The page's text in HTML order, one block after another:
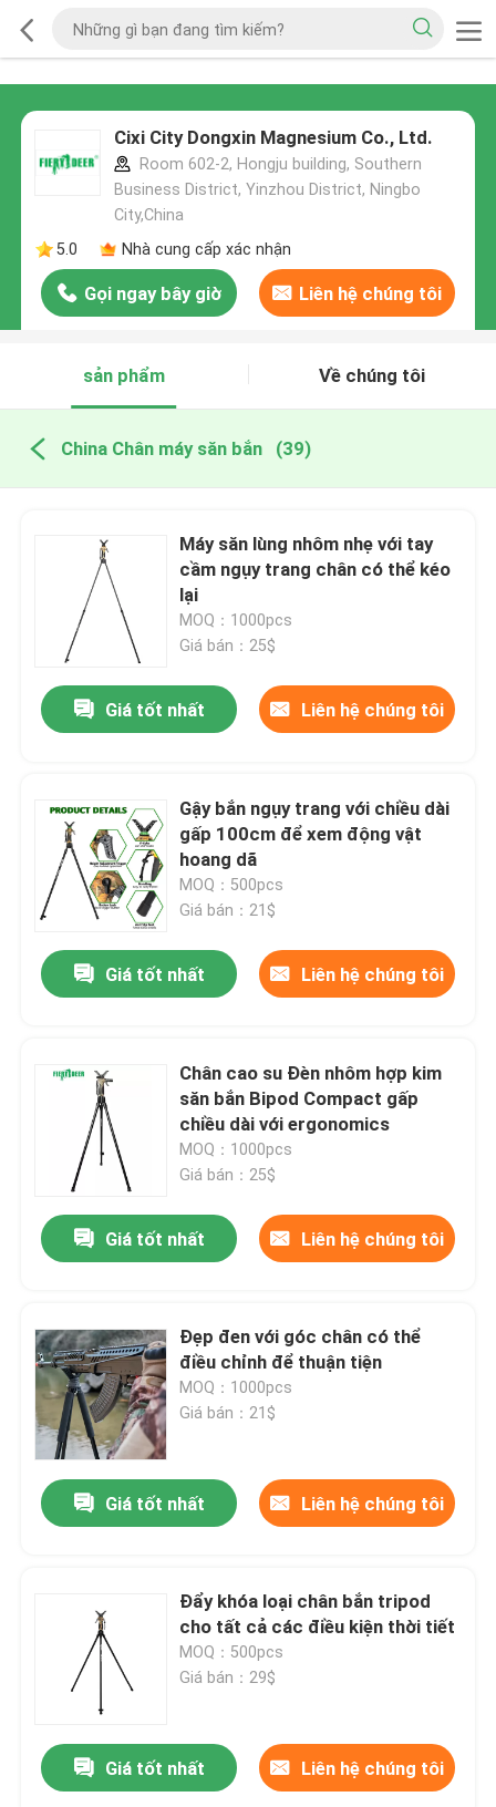
Cixi City Dongxin Magnesium Co., Ltd.
Room 602-2, Hongju building, Southern
Business District, Yinzhou District, Ningbo
City,China
5.0
Nhà cung cấp xác nhận
Gọi ngay bây giờ Liên hệ chúng tôi
sản phẩm Về chúng tôi
China Chân máy săn bắn (39)
Máy săn lùng nhôm nhẹ với tay
cầm ngụy trang chân có thể kéo
lại
MOQ：1000pcs
Giá bán：25$
Giá tốt nhất Liên hệ chúng tôi
Gậy bắn ngụy trang với chiều dài
gấp 100cm để xem động vật
hoang dã
MOQ：500pcs
Giá bán：21$
Giá tốt nhất Liên hệ chúng tôi
Chân cao su Đèn nhôm hợp kim
săn bắn Bipod Compact gấp
chiều dài với ergonomics
MOQ：1000pcs
Giá bán：25$
Giá tốt nhất Liên hệ chúng tôi
Đẹp đen với góc chân có thể
điều chỉnh để thuận tiện
MOQ：1000pcs
Giá bán：21$
Giá tốt nhất Liên hệ chúng tôi
Đẩy khóa loại chân bắn tripod
cho tất cả các điều kiện thời tiết
MOQ：500pcs
Giá bán：29$
Giá tốt nhất Liên hệ chúng tôi